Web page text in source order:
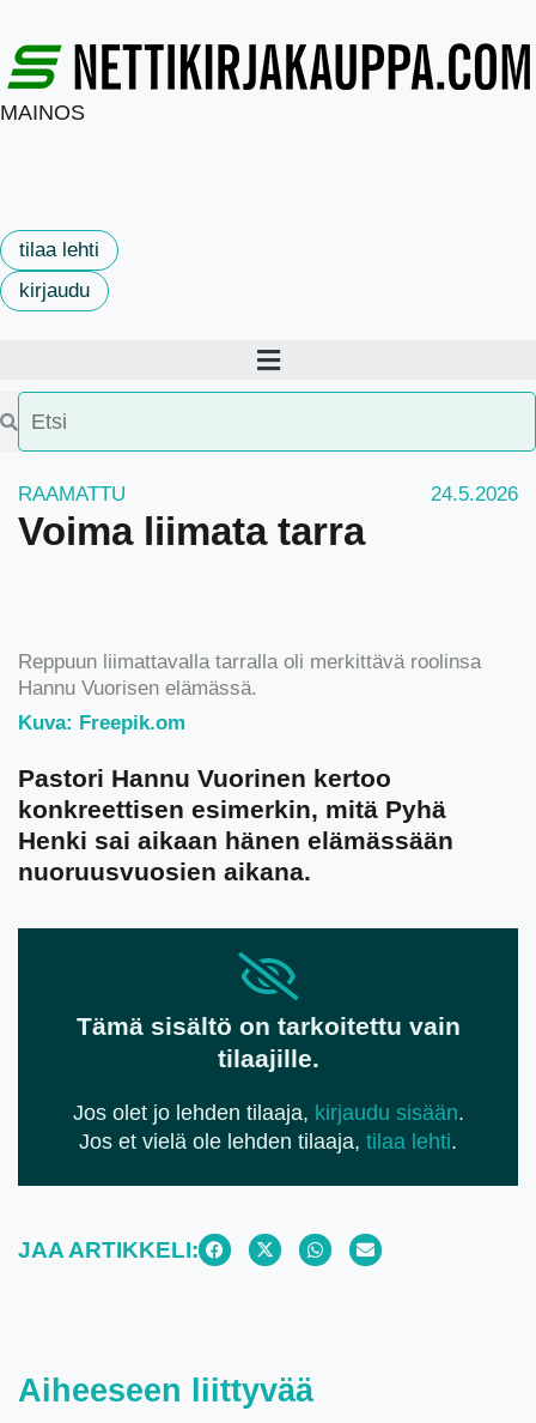
MAINOS
tilaa lehti
kirjaudu
RAAMATTU 24.5.2026
Voima liimata tarra
Reppuun liimattavalla tarralla oli merkittävä roolinsa
Hannu Vuorisen elämässä.
Kuva: Freepik.om
Pastori Hannu Vuorinen kertoo
konkreettisen esimerkin, mitä Pyhä
Henki sai aikaan hänen elämässään
nuoruusvuosien aikana.
Tämä sisältö on tarkoitettu vain
tilaajille.
Jos olet jo lehden tilaaja, kirjaudu sisään.
Jos et vielä ole lehden tilaaja, tilaa lehti.
JAA ARTIKKELI:
Aiheeseen liittyvää